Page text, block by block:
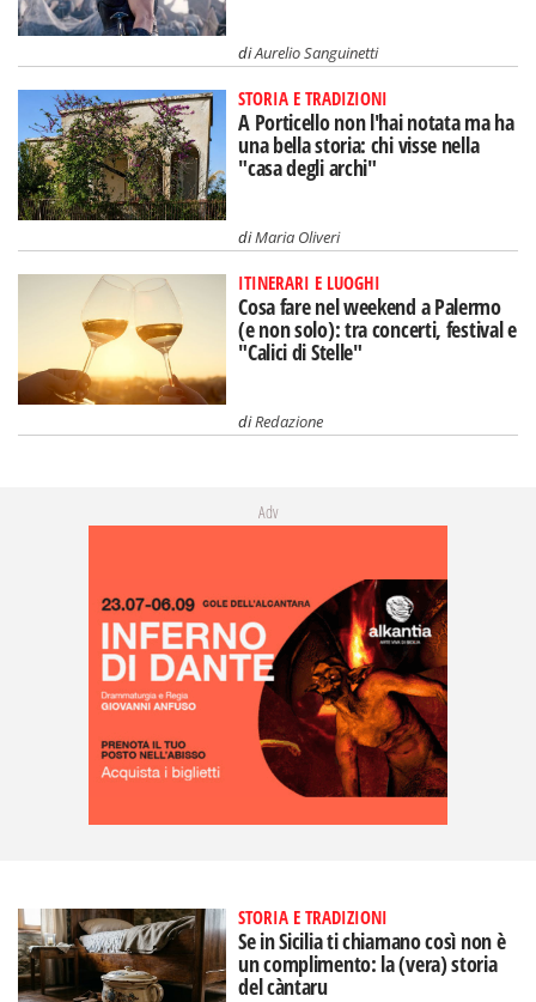
diAurelio Sanguinetti
STORIA E TRADIZIONI
A Porticello non l'hai notata ma ha
una bella storia: chi visse nella
"casa degli archi"
diMaria Oliveri
ITINERARI E LUOGHI
Cosa fare nel weekend a Palermo
(e non solo): tra concerti, festival e
"Calici di Stelle"
diRedazione
Adv
STORIA E TRADIZIONI
Se in Sicilia ti chiamano così non è
un complimento: la (vera) storia
del càntaru